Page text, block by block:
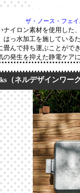
ザ・ノース・フェ
ナイロン素材を使用した
はっ水加工を施している
畳んで持ち運ぶことがで
発生を抑えた静電ケア
（ネルデザインワー